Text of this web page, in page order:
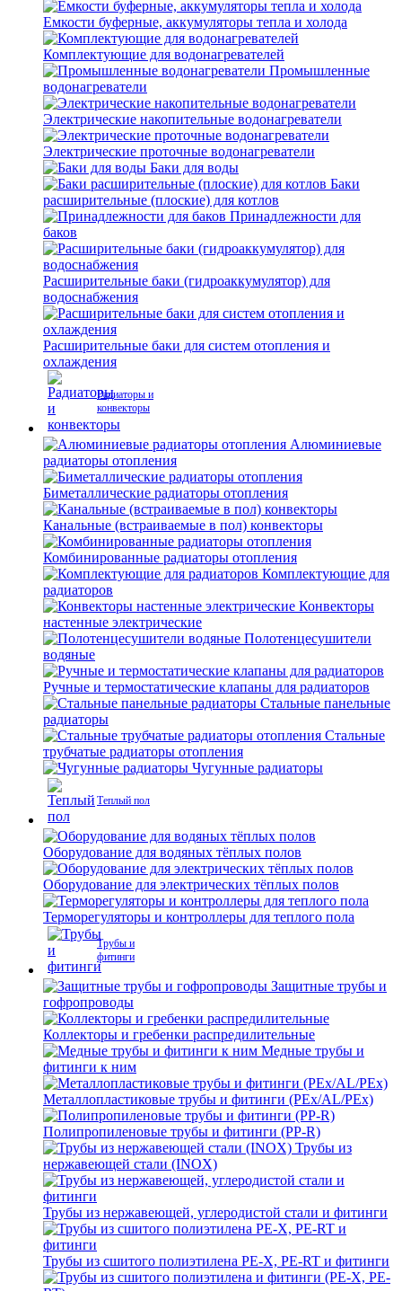
Емкости буферные, аккумуляторы тепла и холода
Комплектующие для водонагревателей
Промышленные
водонагреватели
Электрические накопительные водонагреватели
Электрические проточные водонагреватели
Баки для воды
Баки
расширительные (плоские) для котлов
Принадлежности для
баков
Расширительные баки (гидроаккумулятор) для
водоснабжения
Расширительные баки для систем отопления и
охлаждения
Радиаторы и
конвекторы
Алюминиевые
радиаторы отопления
Биметаллические радиаторы отопления
Канальные (встраиваемые в пол) конвекторы
Комбинированные радиаторы отопления
Комплектующие для
радиаторов
Конвекторы
настенные электрические
Полотенцесушители
водяные
Ручные и термостатические клапаны для радиаторов
Стальные панельные
радиаторы
Стальные
трубчатые радиаторы отопления
Чугунные радиаторы
Теплый пол
Оборудование для водяных тёплых полов
Оборудование для электрических тёплых полов
Терморегуляторы и контроллеры для теплого пола
Трубы и
фитинги
Защитные трубы и
гофропроводы
Коллекторы и гребенки распредилительные
Медные трубы и
фитинги к ним
Металлопластиковые трубы и фитинги (PEx/AL/PEx)
Полипропиленовые трубы и фитинги (PP-R)
Трубы из
нержавеющей стали (INOX)
Трубы из нержавеющей, углеродистой стали и фитинги
Трубы из сшитого полиэтилена PE-X, PE-RT и фитинги